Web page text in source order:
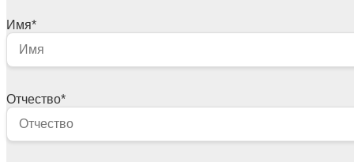
Имя*
Отчество*